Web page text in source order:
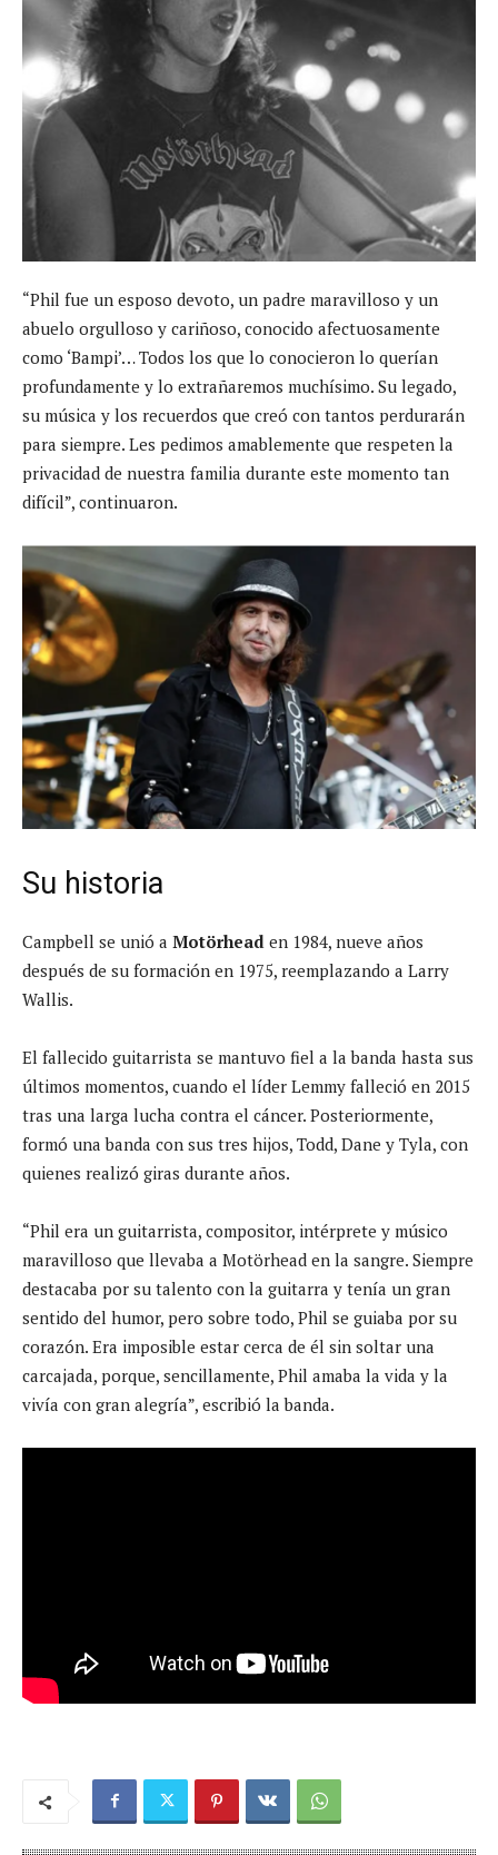
“Phil fue un esposo devoto, un padre maravilloso y un
abuelo orgulloso y cariñoso, conocido afectuosamente
como ‘Bampi’… Todos los que lo conocieron lo querían
profundamente y lo extrañaremos muchísimo. Su legado,
su música y los recuerdos que creó con tantos perdurarán
para siempre. Les pedimos amablemente que respeten la
privacidad de nuestra familia durante este momento tan
difícil”, continuaron.
Su historia
Campbell se unió a Motörhead en 1984, nueve años
después de su formación en 1975, reemplazando a Larry
Wallis.
El fallecido guitarrista se mantuvo fiel a la banda hasta sus
últimos momentos, cuando el líder Lemmy falleció en 2015
tras una larga lucha contra el cáncer. Posteriormente,
formó una banda con sus tres hijos, Todd, Dane y Tyla, con
quienes realizó giras durante años.
“Phil era un guitarrista, compositor, intérprete y músico
maravilloso que llevaba a Motörhead en la sangre. Siempre
destacaba por su talento con la guitarra y tenía un gran
sentido del humor, pero sobre todo, Phil se guiaba por su
corazón. Era imposible estar cerca de él sin soltar una
carcajada, porque, sencillamente, Phil amaba la vida y la
vivía con gran alegría”, escribió la banda.